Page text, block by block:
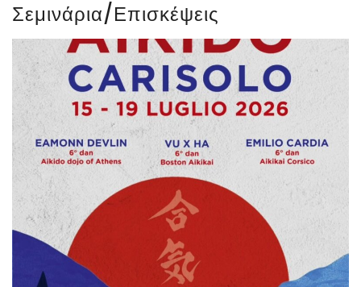
Σεμινάρια/Επισκέψεις